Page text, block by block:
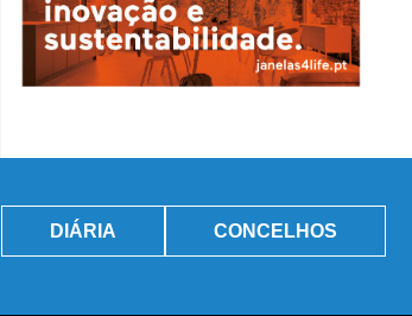
DIÁRIA CONCELHOS